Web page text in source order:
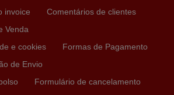
muito!!
PORTUGAL
Maio 2025
invoice
Comentários de clientes
Venda
e cookies
Formas de Pagamento
de Envio
Formulário de cancelamento